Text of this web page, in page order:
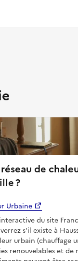
?
Urbaine
du site
s'il existe à
urbain (chauffage
renouvelables et de